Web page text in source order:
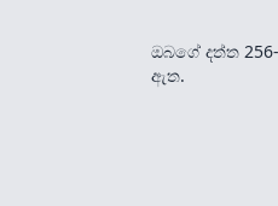
ඔබගේ දත්ත
ඇත.